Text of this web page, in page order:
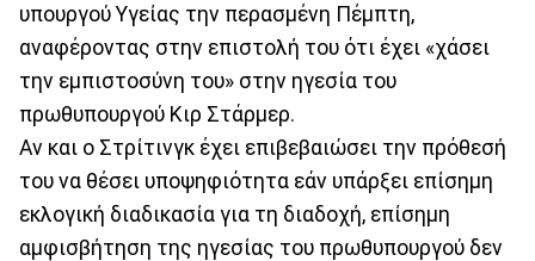
υπουργού Υγείας την περασμένη Πέμπτη,
αναφέροντας στην επιστολή του ότι έχει «χάσει
την εμπιστοσύνη του» στην ηγεσία του
πρωθυπουργού Κιρ Στάρμερ.
Αν και ο Στρίτινγκ έχει επιβεβαιώσει την πρόθεσή
του να θέσει υποψηφιότητα εάν υπάρξει επίσημη
εκλογική διαδικασία για τη διαδοχή, επίσημη
αμφισβήτηση της ηγεσίας του πρωθυπουργού δεν